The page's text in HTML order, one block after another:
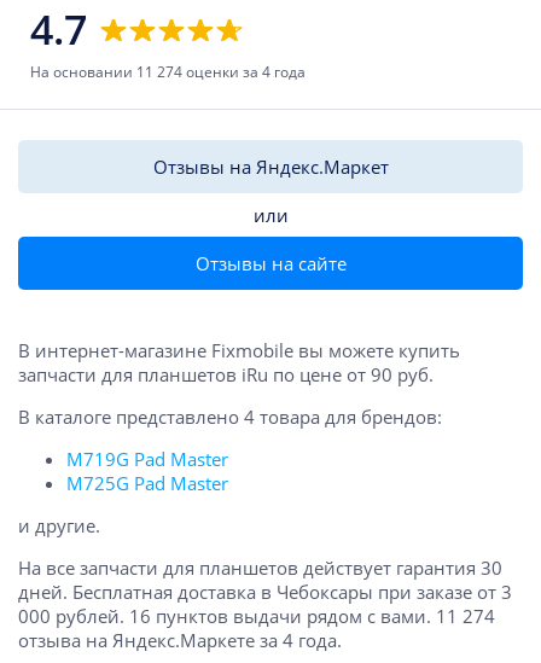
4.7
На основании 11 274 оценки за 4 года
Отзывы на Яндекс.Маркет
или
Отзывы на сайте
В интернет-магазине Fixmobile вы можете купить
запчасти для планшетов iRu по цене от 90 руб.
В каталоге представлено 4 товара для брендов:
M719G Pad Master
M725G Pad Master
и другие.
На все запчасти для планшетов действует гарантия 30
дней. Бесплатная доставка в Чебоксары при заказе от 3
000 рублей. 16 пунктов выдачи рядом с вами. 11 274
отзыва на Яндекс.Маркете за 4 года.